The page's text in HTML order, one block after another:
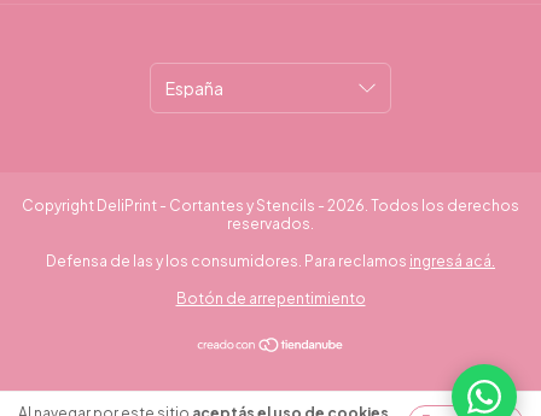
Copyright DeliPrint - Cortantes y Stencils - 2026. Todos los derechos
reservados.
Defensa de las y los consumidores. Para reclamos ingresá acá.
Botón de arrepentimiento